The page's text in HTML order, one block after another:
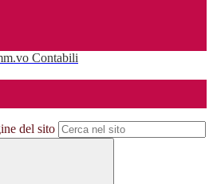
Contabili
del sito